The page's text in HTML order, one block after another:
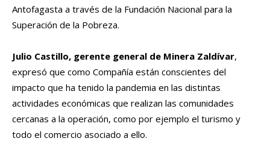
Antofagasta a través de la Fundación Nacional para la
Superación de la Pobreza.
Julio Castillo, gerente general de Minera Zaldívar,
expresó que como Compañía están conscientes del
impacto que ha tenido la pandemia en las distintas
actividades económicas que realizan las comunidades
cercanas a la operación, como por ejemplo el turismo y
todo el comercio asociado a ello.